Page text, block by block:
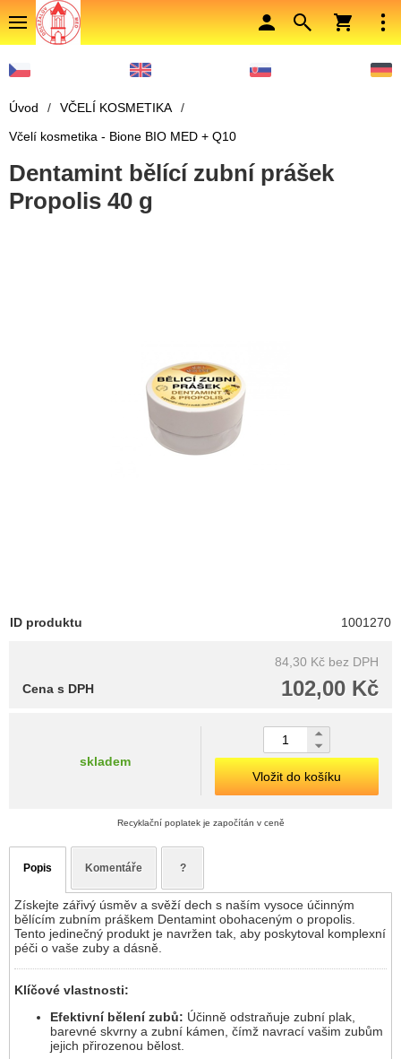
Úvod / VČELÍ KOSMETIKA
/
Včelí kosmetika - Bione BIO MED + Q10
Dentamint bělící zubní prášek
Propolis 40 g
ID produktu 1001270
84,30 Kč bez DPH
102,00 Kč
Cena s DPH
skladem
Vložit do košíku
Recyklační poplatek je započítán v ceně
Popis Komentáře ?
Získejte zářivý úsměv a svěží dech s naším vysoce účinným
bělícím zubním práškem Dentamint obohaceným o propolis.
Tento jedinečný produkt je navržen tak, aby poskytoval komplexní
péči o vaše zuby a dásně.
Klíčové vlastnosti:
Efektivní bělení zubů: Účinně odstraňuje zubní plak,
barevné skvrny a zubní kámen, čímž navrací vašim zubům
jejich přirozenou bělost.